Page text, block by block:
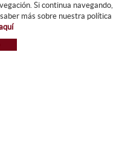
Si continua navegando,
más sobre nuestra política